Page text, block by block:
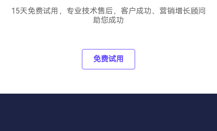
15天免费试用，专业技术售后，客户成功、营销增长顾问
助您成功
免费试用